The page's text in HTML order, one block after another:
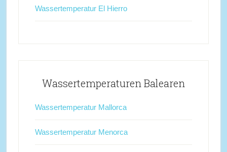
Wassertemperatur El Hierro
Wassertemperaturen Balearen
Wassertemperatur Mallorca
Wassertemperatur Menorca